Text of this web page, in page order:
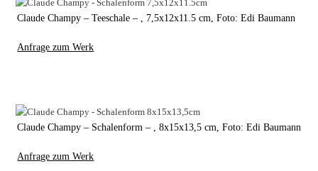
Claude Champy – Teeschale – , 7,5x12x11.5 cm, Foto: Edi Baumann
Anfrage zum Werk
Claude Champy – Schalenform – , 8x15x13,5 cm, Foto: Edi Baumann
Anfrage zum Werk